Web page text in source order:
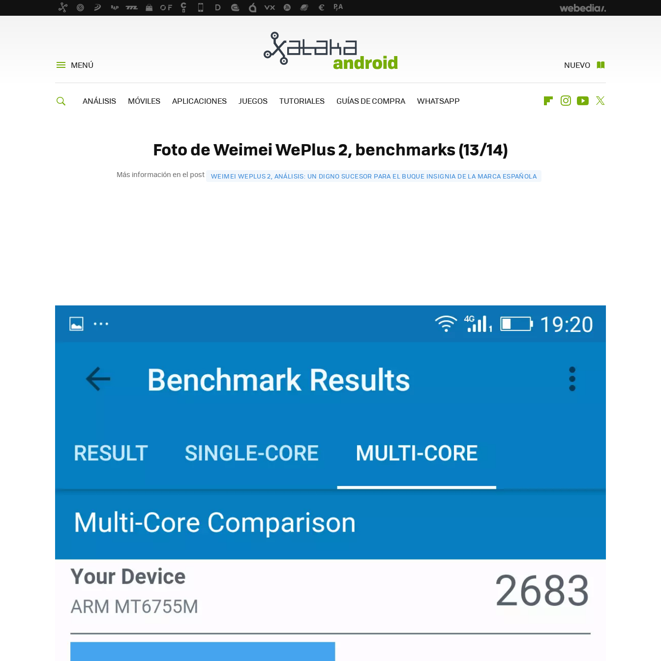
MENÚ NUEVO
ANÁLISIS MÓVILES APLICACIONES JUEGOS TUTORIALES GUÍAS DE COMPRA WHATSAPP FlipboardInstagramYoutube
Foto de Weimei WePlus 2, benchmarks (13/14)
Más información en el post WEIMEI WEPLUS 2, ANÁLISIS: UN DIGNO SUCESOR PARA EL BUQUE INSIGNIA DE LA MARCA ESPAÑOLA